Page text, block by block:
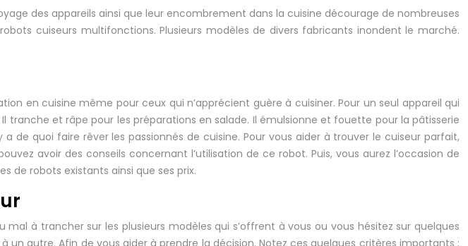
des appareils ainsi que leur encombrement dans la cuisine décourage de nombreuses
cuiseurs multifonctions. Plusieurs modèles de divers fabricants inondent le marché.
en cuisine même pour ceux qui n’apprécient guère à cuisiner. Pour un seul appareil qui
et râpe pour les préparations en salade. Il émulsionne et fouette pour la pâtisserie
de quoi faire rêver les passionnés de cuisine. Pour vous aider à trouver le cuiseur parfait,
avoir des conseils concernant l’utilisation de ce robot. Puis, vous aurez l’occasion de
de robots existants ainsi que ses prix.
à trancher sur les plusieurs modèles qui s’offrent à vous ou vous hésitez sur quelques
autre. Afin de vous aider à prendre la décision. Notez ces quelques critères importants :